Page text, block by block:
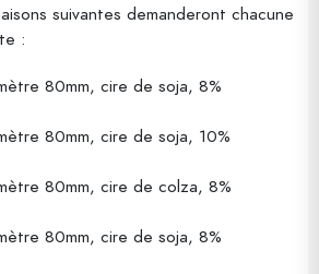
suivantes demanderont chacune
:
80mm, cire de soja, 8%
80mm, cire de soja, 10%
80mm, cire de colza, 8%
80mm, cire de soja, 8%